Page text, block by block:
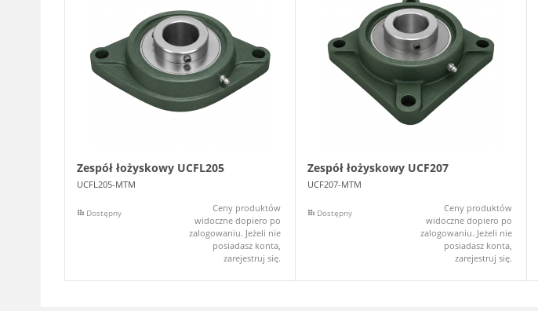
Zespół łożyskowy UCFL205
UCFL205-MTM
Dostępny
Ceny produktów
widoczne dopiero po
zalogowaniu. Jeżeli nie
posiadasz konta,
zarejestruj się.
Zespół łożyskowy UCF207
UCF207-MTM
Dostępny
Ceny produktów
widoczne dopiero po
zalogowaniu. Jeżeli nie
posiadasz konta,
zarejestruj się.